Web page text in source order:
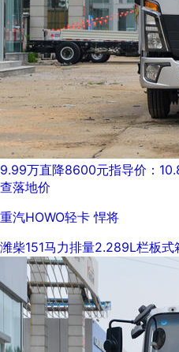
9.99万直降8600元指导价：
查落地价
重汽HOWO轻卡 悍将
潍柴151马力排量2.289L栏板式